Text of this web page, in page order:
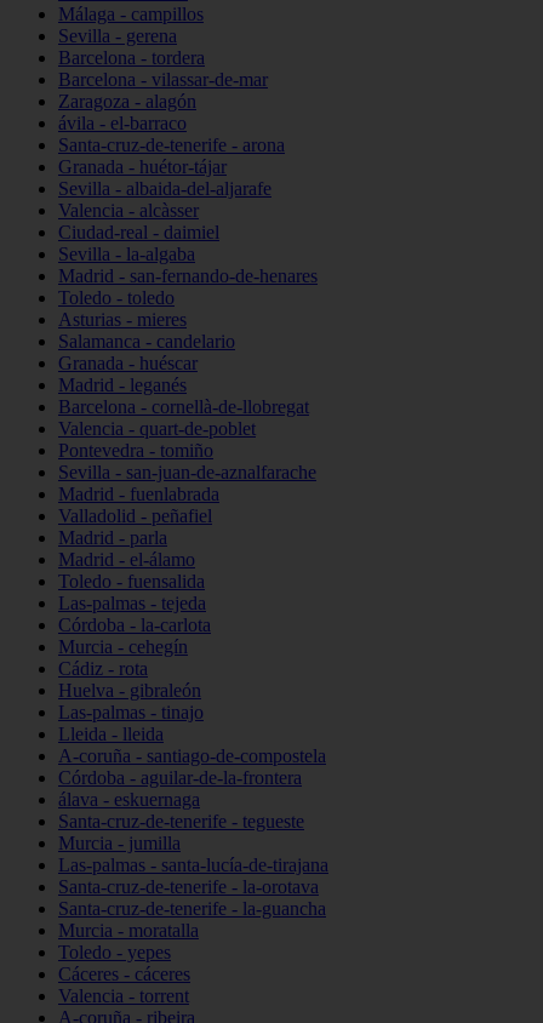
Málaga - campillos
Sevilla - gerena
Barcelona - tordera
Barcelona - vilassar-de-mar
Zaragoza - alagón
ávila - el-barraco
Santa-cruz-de-tenerife - arona
Granada - huétor-tájar
Sevilla - albaida-del-aljarafe
Valencia - alcàsser
Ciudad-real - daimiel
Sevilla - la-algaba
Madrid - san-fernando-de-henares
Toledo - toledo
Asturias - mieres
Salamanca - candelario
Granada - huéscar
Madrid - leganés
Barcelona - cornellà-de-llobregat
Valencia - quart-de-poblet
Pontevedra - tomiño
Sevilla - san-juan-de-aznalfarache
Madrid - fuenlabrada
Valladolid - peñafiel
Madrid - parla
Madrid - el-álamo
Toledo - fuensalida
Las-palmas - tejeda
Córdoba - la-carlota
Murcia - cehegín
Cádiz - rota
Huelva - gibraleón
Las-palmas - tinajo
Lleida - lleida
A-coruña - santiago-de-compostela
Córdoba - aguilar-de-la-frontera
álava - eskuernaga
Santa-cruz-de-tenerife - tegueste
Murcia - jumilla
Las-palmas - santa-lucía-de-tirajana
Santa-cruz-de-tenerife - la-orotava
Santa-cruz-de-tenerife - la-guancha
Murcia - moratalla
Toledo - yepes
Cáceres - cáceres
Valencia - torrent
A-coruña - ribeira